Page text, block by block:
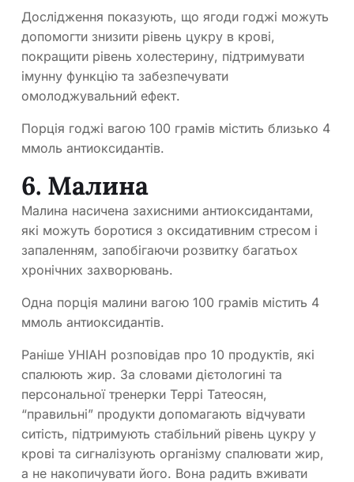
Дослідження показують, що ягоди годжі можуть
допомогти знизити рівень цукру в крові,
покращити рівень холестерину, підтримувати
імунну функцію та забезпечувати
омолоджувальний ефект.
Порція годжі вагою 100 грамів містить близько 4
ммоль антиоксидантів.
6. Малина
Малина насичена захисними антиоксидантами,
які можуть боротися з оксидативним стресом і
запаленням, запобігаючи розвитку багатьох
хронічних захворювань.
Одна порція малини вагою 100 грамів містить 4
ммоль антиоксидантів.
Раніше УНІАН розповідав про 10 продуктів, які
спалюють жир. За словами дієтологині та
персональної тренерки Террі Татеосян,
“правильні” продукти допомагають відчувати
ситість, підтримують стабільний рівень цукру у
крові та сигналізують організму спалювати жир,
а не накопичувати його. Вона радить вживати